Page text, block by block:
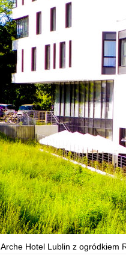
Arche Hotel Lublin z ogródkiem